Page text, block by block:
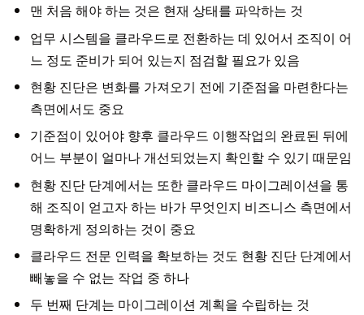
맨 처음 해야 하는 것은 현재 상태를 파악하는 것
업무 시스템을 클라우드로 전환하는 데 있어서 조직이 어
느 정도 준비가 되어 있는지 점검할 필요가 있음
현황 진단은 변화를 가져오기 전에 기준점을 마련한다는
측면에서도 중요
기준점이 있어야 향후 클라우드 이행작업의 완료된 뒤에
어느 부분이 얼마나 개선되었는지 확인할 수 있기 때문임
현황 진단 단계에서는 또한 클라우드 마이그레이션을 통
해 조직이 얻고자 하는 바가 무엇인지 비즈니스 측면에서
명확하게 정의하는 것이 중요
클라우드 전문 인력을 확보하는 것도 현황 진단 단계에서
빼놓을 수 없는 작업 중 하나
두 번째 단계는 마이그레이션 계획을 수립하는 것